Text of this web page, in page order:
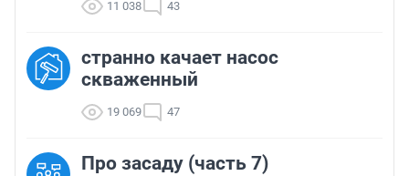
11 038 43
странно качает насос
скваженный
19 069 47
Про засаду (часть 7)